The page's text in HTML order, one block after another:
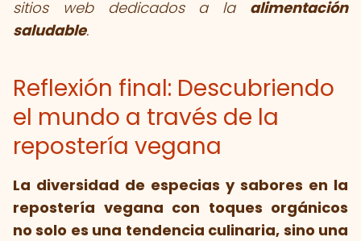
sitios web dedicados a la alimentación
saludable.
Reflexión final: Descubriendo
el mundo a través de la
repostería vegana
La diversidad de especias y sabores en la
repostería vegana con toques orgánicos
no solo es una tendencia culinaria, sino una